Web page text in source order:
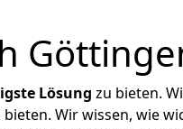
Lösung zu bieten.
Wir wissen, wie